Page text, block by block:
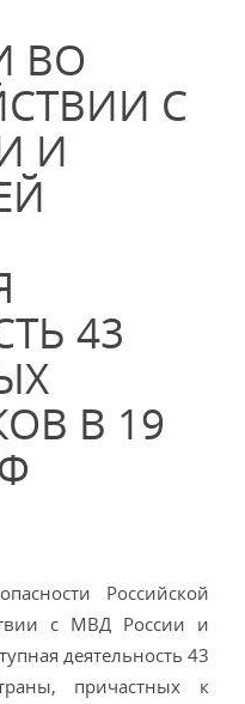
ВО
С
И
43
В 19
Российской
с МВД России и
деятельность 43
причастных к